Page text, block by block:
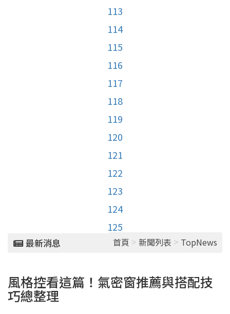
113
114
115
116
117
118
119
120
121
122
123
124
125
最新消息 首頁 > 新聞列表 > TopNews
風格控看這篇！氣密窗推薦與搭配技
巧總整理